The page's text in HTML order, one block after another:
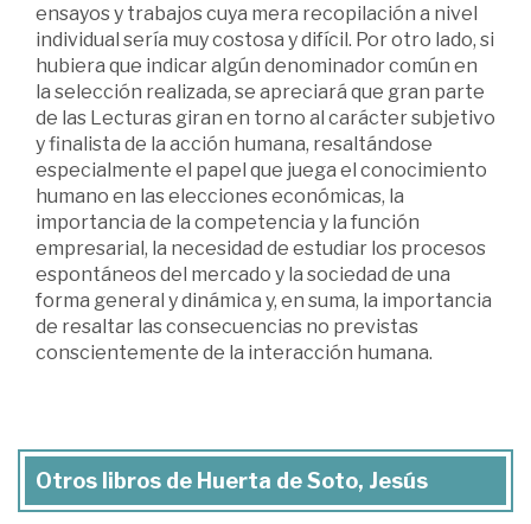
ensayos y trabajos cuya mera recopilación a nivel
individual sería muy costosa y difícil. Por otro lado, si
hubiera que indicar algún denominador común en
la selección realizada, se apreciará que gran parte
de las Lecturas giran en torno al carácter subjetivo
y finalista de la acción humana, resaltándose
especialmente el papel que juega el conocimiento
humano en las elecciones económicas, la
importancia de la competencia y la función
empresarial, la necesidad de estudiar los procesos
espontáneos del mercado y la sociedad de una
forma general y dinámica y, en suma, la importancia
de resaltar las consecuencias no previstas
conscientemente de la interacción humana.
Otros libros de Huerta de Soto, Jesús